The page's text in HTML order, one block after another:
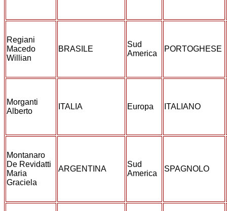
Regiani
Macedo
Willian
BRASILE
Sud
America
PORTOGHESE
Morganti
Alberto
ITALIA Europa ITALIANO
Montanaro
De Revidatti
Maria
Graciela
ARGENTINA
Sud
America
SPAGNOLO